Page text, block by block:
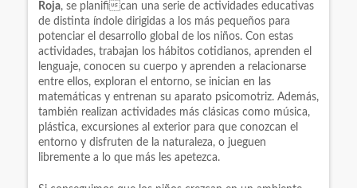
Roja, se planifican una serie de actividades educativas
de distinta índole dirigidas a los más pequeños para
potenciar el desarrollo global de los niños. Con estas
actividades, trabajan los hábitos cotidianos, aprenden el
lenguaje, conocen su cuerpo y aprenden a relacionarse
entre ellos, exploran el entorno, se inician en las
matemáticas y entrenan su aparato psicomotriz. Además,
también realizan actividades más clásicas como música,
plástica, excursiones al exterior para que conozcan el
entorno y disfruten de la naturaleza, o jueguen
libremente a lo que más les apetezca.